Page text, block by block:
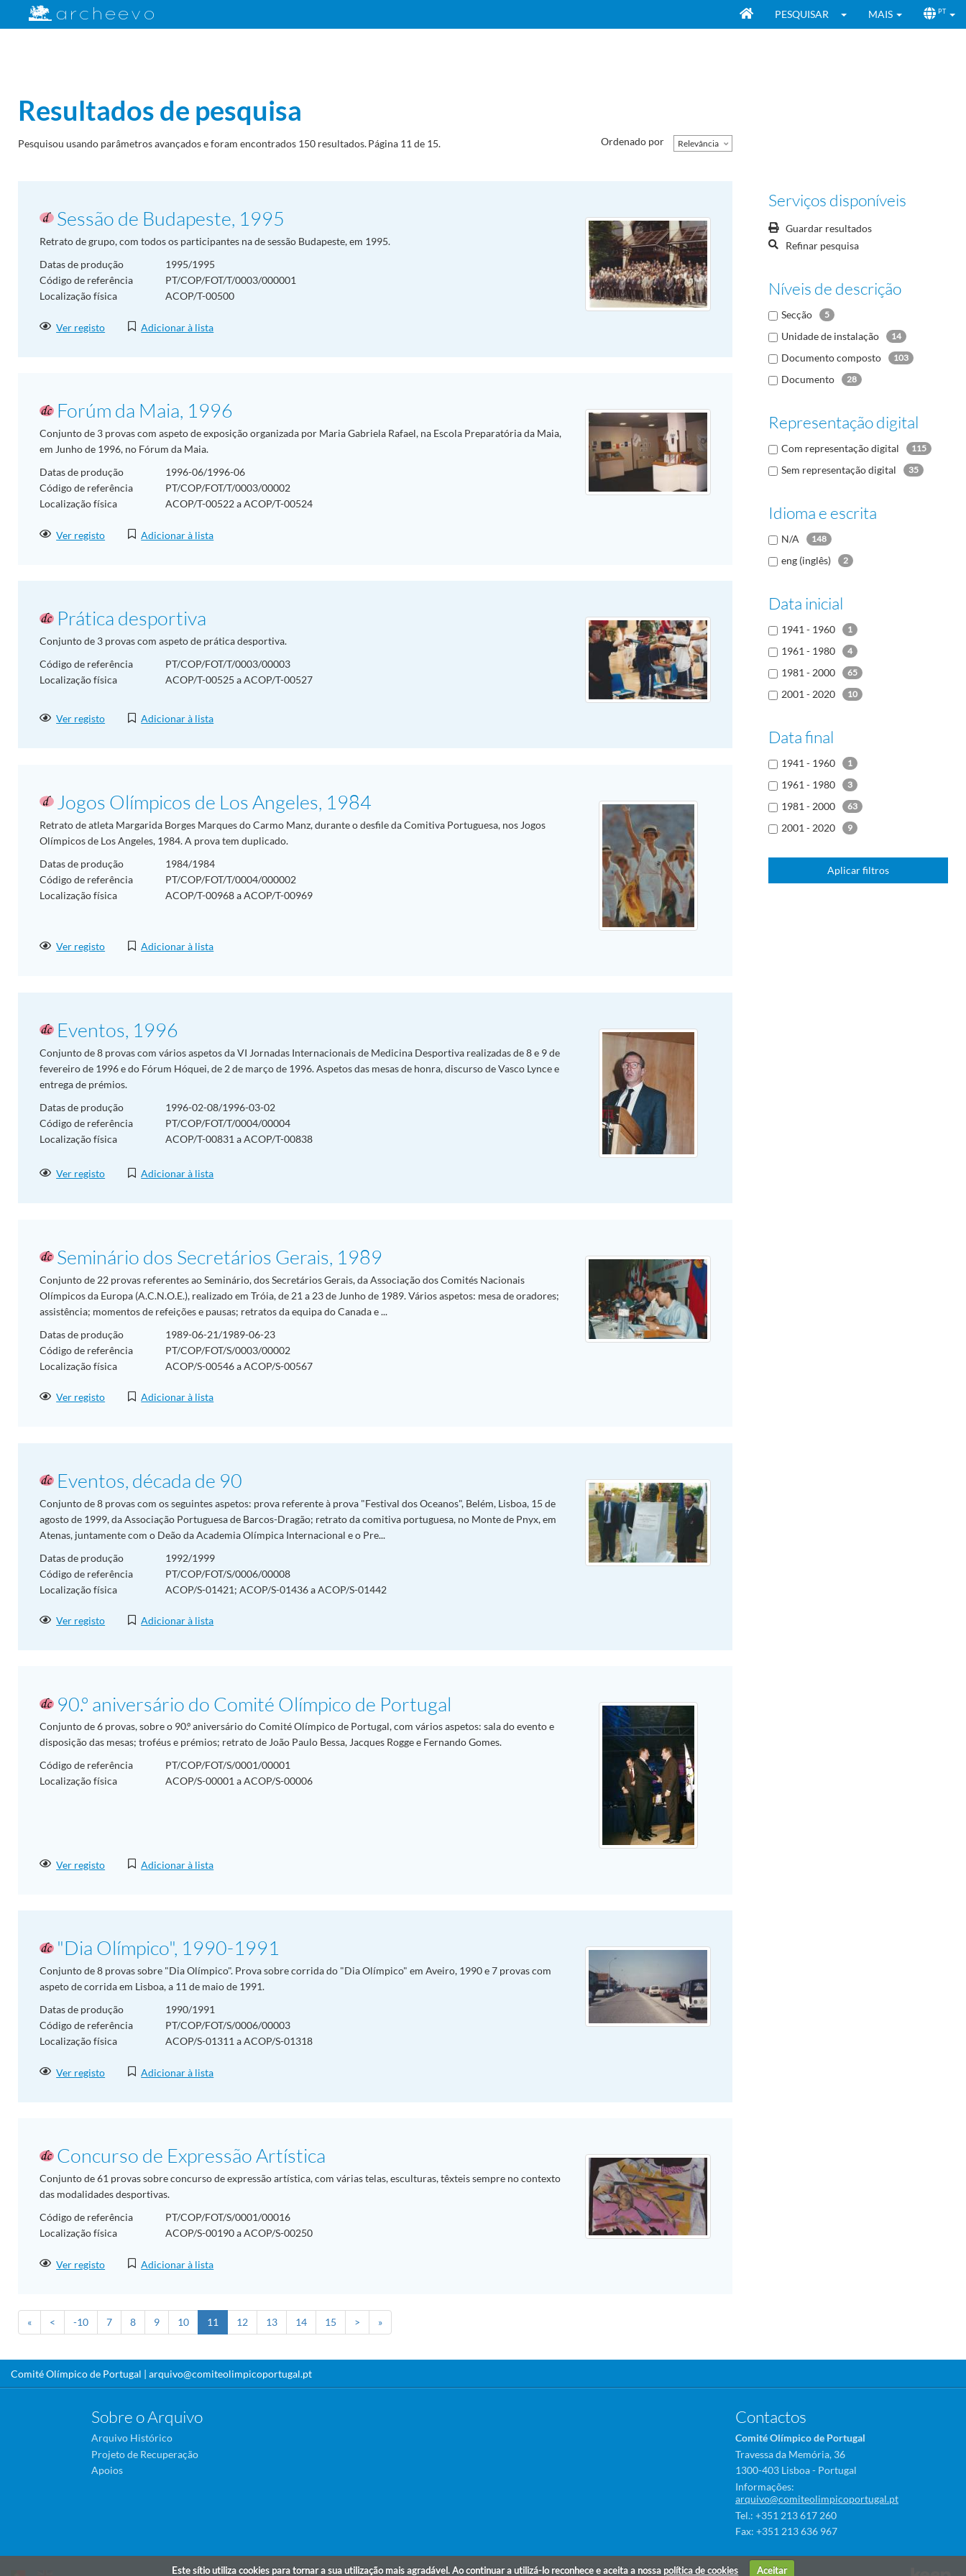
PESQUISAR MAIS PT
Resultados de pesquisa
Serviços disponíveis
Guardar resultados
Refinar pesquisa
Níveis de descrição
Secção 5
Unidade de instalação 14
Documento composto 103
Documento 28
Representação digital
Com representação digital 115
Sem representação digital 35
Idioma e escrita
N/A 148
eng (inglês) 2
Data inicial
1941 - 1960 1
1961 - 1980 4
1981 - 2000 65
2001 - 2020 10
Data final
1941 - 1960 1
1961 - 1980 3
1981 - 2000 63
2001 - 2020 9
Aplicar filtros
Pesquisou usando parâmetros avançados e foram encontrados 150 resultados.Página 11 de 15. Ordenado por Relevância
Sessão de Budapeste, 1995
Retrato de grupo, com todos os participantes na de sessão Budapeste, em 1995.
Datas de produção
1995/1995
Código de referência
PT/COP/FOT/T/0003/000001
Localização física
ACOP/T-00500
Ver registo Adicionar à lista
Forúm da Maia, 1996
Conjunto de 3 provas com aspeto de exposição organizada por Maria Gabriela Rafael, na Escola Preparatória da Maia,
em Junho de 1996, no Fórum da Maia.
Datas de produção
1996-06/1996-06
Código de referência
PT/COP/FOT/T/0003/00002
Localização física
ACOP/T-00522 a ACOP/T-00524
Ver registo Adicionar à lista
Prática desportiva
Conjunto de 3 provas com aspeto de prática desportiva.
Código de referência
PT/COP/FOT/T/0003/00003
Localização física
ACOP/T-00525 a ACOP/T-00527
Ver registo Adicionar à lista
Jogos Olímpicos de Los Angeles, 1984
Retrato de atleta Margarida Borges Marques do Carmo Manz, durante o desfile da Comitiva Portuguesa, nos Jogos
Olímpicos de Los Angeles, 1984. A prova tem duplicado.
Datas de produção
1984/1984
Código de referência
PT/COP/FOT/T/0004/000002
Localização física
ACOP/T-00968 a ACOP/T-00969
Ver registo Adicionar à lista
Eventos, 1996
Conjunto de 8 provas com vários aspetos da VI Jornadas Internacionais de Medicina Desportiva realizadas de 8 e 9 de
fevereiro de 1996 e do Fórum Hóquei, de 2 de março de 1996. Aspetos das mesas de honra, discurso de Vasco Lynce e
entrega de prémios.
Datas de produção
1996-02-08/1996-03-02
Código de referência
PT/COP/FOT/T/0004/00004
Localização física
ACOP/T-00831 a ACOP/T-00838
Ver registo Adicionar à lista
Seminário dos Secretários Gerais, 1989
Conjunto de 22 provas referentes ao Seminário, dos Secretários Gerais, da Associação dos Comités Nacionais
Olímpicos da Europa (A.C.N.O.E.), realizado em Tróia, de 21 a 23 de Junho de 1989. Vários aspetos: mesa de oradores;
assistência; momentos de refeições e pausas; retratos da equipa do Canada e ...
Datas de produção
1989-06-21/1989-06-23
Código de referência
PT/COP/FOT/S/0003/00002
Localização física
ACOP/S-00546 a ACOP/S-00567
Ver registo Adicionar à lista
Eventos, década de 90
Conjunto de 8 provas com os seguintes aspetos: prova referente à prova "Festival dos Oceanos", Belém, Lisboa, 15 de
agosto de 1999, da Associação Portuguesa de Barcos-Dragão; retrato da comitiva portuguesa, no Monte de Pnyx, em
Atenas, juntamente com o Deão da Academia Olímpica Internacional e o Pre...
Datas de produção
1992/1999
Código de referência
PT/COP/FOT/S/0006/00008
Localização física
ACOP/S-01421; ACOP/S-01436 a ACOP/S-01442
Ver registo Adicionar à lista
90.º aniversário do Comité Olímpico de Portugal
Conjunto de 6 provas, sobre o 90.º aniversário do Comité Olímpico de Portugal, com vários aspetos: sala do evento e
disposição das mesas; troféus e prémios; retrato de João Paulo Bessa, Jacques Rogge e Fernando Gomes.
Código de referência
PT/COP/FOT/S/0001/00001
Localização física
ACOP/S-00001 a ACOP/S-00006
Ver registo Adicionar à lista
"Dia Olímpico", 1990-1991
Conjunto de 8 provas sobre "Dia Olímpico". Prova sobre corrida do "Dia Olímpico" em Aveiro, 1990 e 7 provas com
aspeto de corrida em Lisboa, a 11 de maio de 1991.
Datas de produção
1990/1991
Código de referência
PT/COP/FOT/S/0006/00003
Localização física
ACOP/S-01311 a ACOP/S-01318
Ver registo Adicionar à lista
Concurso de Expressão Artística
Conjunto de 61 provas sobre concurso de expressão artística, com várias telas, esculturas, têxteis sempre no contexto
das modalidades desportivas.
Código de referência
PT/COP/FOT/S/0001/00016
Localização física
ACOP/S-00190 a ACOP/S-00250
Ver registo Adicionar à lista
« < -10 7 8 9 10 11 12 13 14 15 > »
Comité Olímpico de Portugal | arquivo@comiteolimpicoportugal.pt
Sobre o Arquivo
Arquivo Histórico
Projeto de Recuperação
Apoios
Contactos
Comité Olímpico de Portugal
Travessa da Memória, 36
1300-403 Lisboa - Portugal
Informações:
arquivo@comiteolimpicoportugal.pt
Tel.: +351 213 617 260
Fax: +351 213 636 967
Este sítio utiliza cookies para tornar a sua utilização mais agradável. Ao continuar a utilizá-lo reconhece e aceita a nossa política de cookies Aceitar